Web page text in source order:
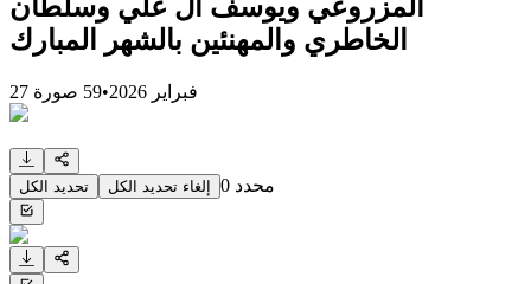
المزروعي ويوسف آل علي وسلطان
الخاطري والمهنئين بالشهر المبارك
27 فبراير 2026 •
59 صورة
تحديد الكل إلغاء تحديد الكل 0 محدد